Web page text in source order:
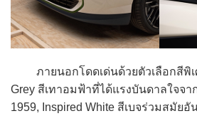
ภายนอกโดดเด่นด้วยตัวเลือกสีพิเ
Grey สีเทาอมฟ้าที่ได้แรงบันดาลใจจา
1959, Inspired White สีเบจร่วมสมัยอั